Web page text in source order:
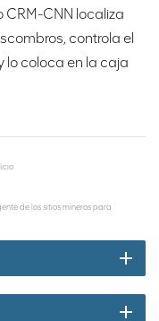
CRM-CNN localiza
controla el
lo coloca en la caja
de los sitios mineros para